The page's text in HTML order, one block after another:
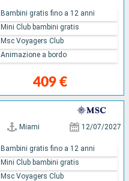
409 €
Bambini gratis fino a 12 anni
Mini Club bambini gratis
Msc Voyagers Club
Animazione a bordo
Miami 12/07/2027
Bambini gratis fino a 12 anni
Mini Club bambini gratis
Msc Voyagers Club